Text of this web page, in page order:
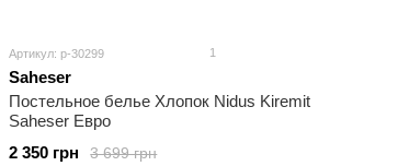
Артикул: p-30299 1
Saheser
Постельное белье Хлопок Nidus Kiremit
Saheser Евро
3 699 грн
2 350 грн